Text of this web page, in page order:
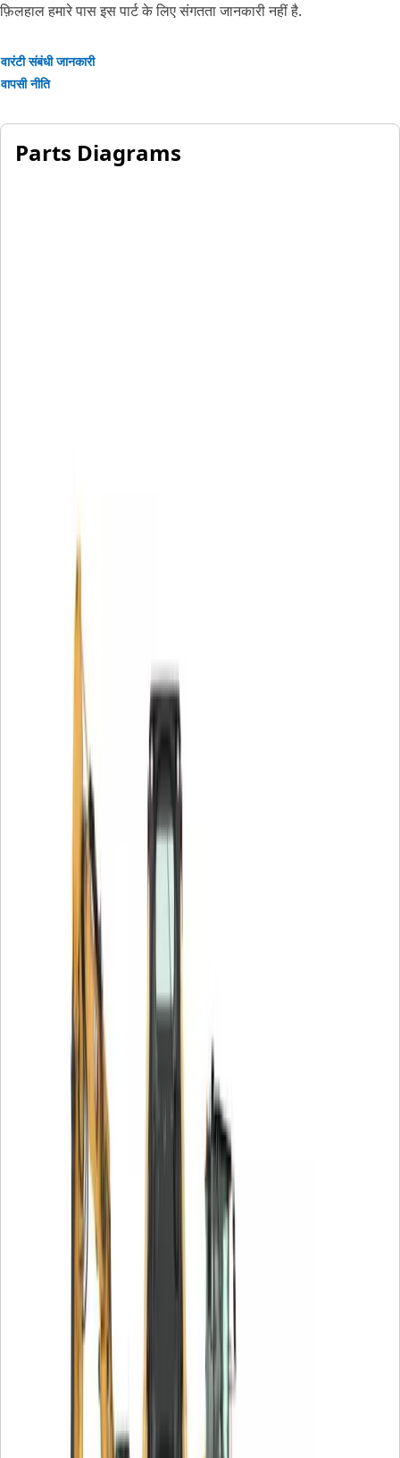
फ़िलहाल हमारे पास इस पार्ट के लिए संगतता जानकारी नहीं है.
वारंटी संबंधी जानकारी
वापसी नीति
Parts Diagrams